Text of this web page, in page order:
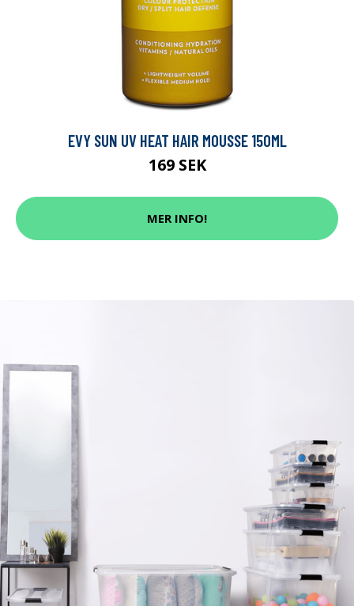
EVY SUN UV HEAT HAIR MOUSSE 150ML
169 SEK
MER INFO!